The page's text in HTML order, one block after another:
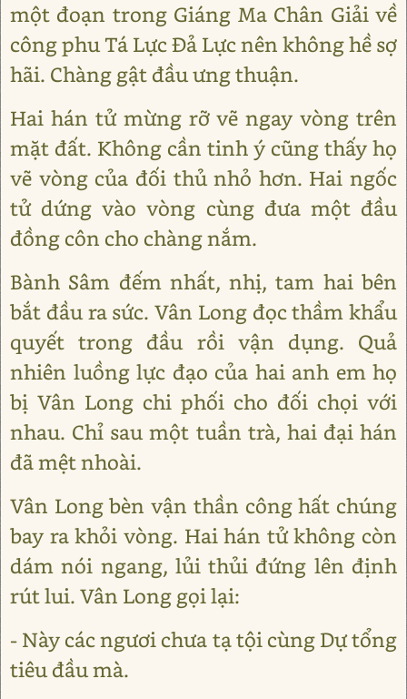
một đoạn trong Giáng Ma Chân Giải về
công phu Tá Lực Đả Lực nên không hề sợ
hãi. Chàng gật đầu ưng thuận.
Hai hán tử mừng rỡ vẽ ngay vòng trên
mặt đất. Không cần tinh ý cũng thấy họ
vẽ vòng của đối thủ nhỏ hơn. Hai ngốc
tử dứng vào vòng cùng đưa một đầu
đồng côn cho chàng nắm.
Bành Sâm đếm nhất, nhị, tam hai bên
bắt đầu ra sức. Vân Long đọc thầm khẩu
quyết trong đầu rồi vận dụng. Quả
nhiên luồng lực đạo của hai anh em họ
bị Vân Long chi phối cho đối chọi với
nhau. Chỉ sau một tuần trà, hai đại hán
đã mệt nhoài.
Vân Long bèn vận thần công hất chúng
bay ra khỏi vòng. Hai hán tử không còn
dám nói ngang, lủi thủi đứng lên định
rút lui. Vân Long gọi lại:
- Này các ngươi chưa tạ tội cùng Dự tổng
tiêu đầu mà.